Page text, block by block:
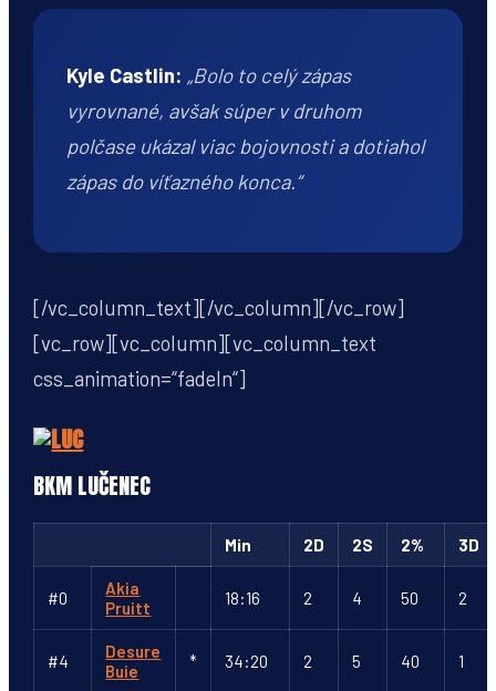
Kyle Castlin: „Bolo to celý zápas
vyrovnané, avšak súper v druhom
polčase ukázal viac bojovnosti a dotiahol
zápas do víťazného konca.“
[/vc_column_text][/vc_column][/vc_row]
[vc_row][vc_column][vc_column_text
css_animation=“fadeIn“]
BKM LUČENEC
Min 2D 2S 2% 3D
#0
Akia
Pruitt
18:16 2 4 50 2
#4
Desure
Buie
* 34:20 2 5 40 1